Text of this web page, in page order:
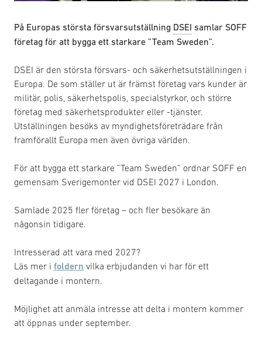
På Europas största försvarsutställning DSEI samlar SOFF
företag för att bygga ett starkare ”Team Sweden”.
DSEI är den största försvars- och säkerhetsutställningen i
Europa. De som ställer ut är främst företag vars kunder är
militär, polis, säkerhetspolis, specialstyrkor, och större
företag med säkerhetsprodukter eller -tjänster.
Utställningen besöks av myndighetsföreträdare från
framförallt Europa men även övriga världen.
För att bygga ett starkare ”Team Sweden” ordnar SOFF en
gemensam Sverigemonter vid DSEI 2027 i London.
Samlade 2025 fler företag – och fler besökare än
någonsin tidigare.
Intresserad att vara med 2027?
Läs mer i foldern vilka erbjudanden vi har för ett
deltagande i montern.
Möjlighet att anmäla intresse att delta i montern kommer
att öppnas under september.